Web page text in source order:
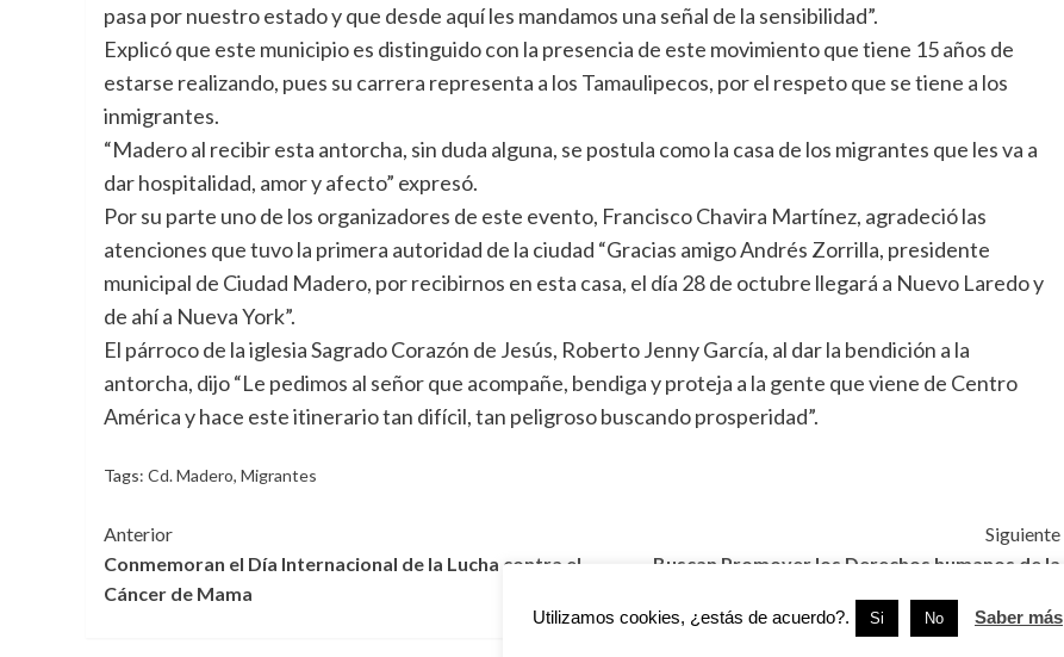
pasa por nuestro estado y que desde aquí les mandamos una señal de la sensibilidad”.
Explicó que este municipio es distinguido con la presencia de este movimiento que tiene 15 años de
estarse realizando, pues su carrera representa a los Tamaulipecos, por el respeto que se tiene a los
inmigrantes.
“Madero al recibir esta antorcha, sin duda alguna, se postula como la casa de los migrantes que les va a
dar hospitalidad, amor y afecto” expresó.
Por su parte uno de los organizadores de este evento, Francisco Chavira Martínez, agradeció las
atenciones que tuvo la primera autoridad de la ciudad “Gracias amigo Andrés Zorrilla, presidente
municipal de Ciudad Madero, por recibirnos en esta casa, el día 28 de octubre llegará a Nuevo Laredo y
de ahí a Nueva York”.
El párroco de la iglesia Sagrado Corazón de Jesús, Roberto Jenny García, al dar la bendición a la
antorcha, dijo “Le pedimos al señor que acompañe, bendiga y proteja a la gente que viene de Centro
América y hace este itinerario tan difícil, tan peligroso buscando prosperidad”.
Tags: Cd. Madero, Migrantes
Navegación
de
entradas
Anterior
Conmemoran el Día Internacional de la Lucha contra el
Cáncer de Mama
Siguiente
Buscan Promover los Derechos humanos de la
Utilizamos cookies, ¿estás de acuerdo?. Si No Saber más